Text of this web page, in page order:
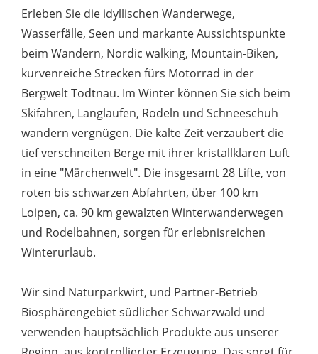
Erleben Sie die idyllischen Wanderwege,
Wasserfälle, Seen und markante Aussichtspunkte
beim Wandern, Nordic walking, Mountain-Biken,
kurvenreiche Strecken fürs Motorrad in der
Bergwelt Todtnau. Im Winter können Sie sich beim
Skifahren, Langlaufen, Rodeln und Schneeschuh
wandern vergnügen. Die kalte Zeit verzaubert die
tief verschneiten Berge mit ihrer kristallklaren Luft
in eine "Märchenwelt". Die insgesamt 28 Lifte, von
roten bis schwarzen Abfahrten, über 100 km
Loipen, ca. 90 km gewalzten Winterwanderwegen
und Rodelbahnen, sorgen für erlebnisreichen
Winterurlaub.
Wir sind Naturparkwirt, und Partner-Betrieb
Biosphärengebiet südlicher Schwarzwald und
verwenden hauptsächlich Produkte aus unserer